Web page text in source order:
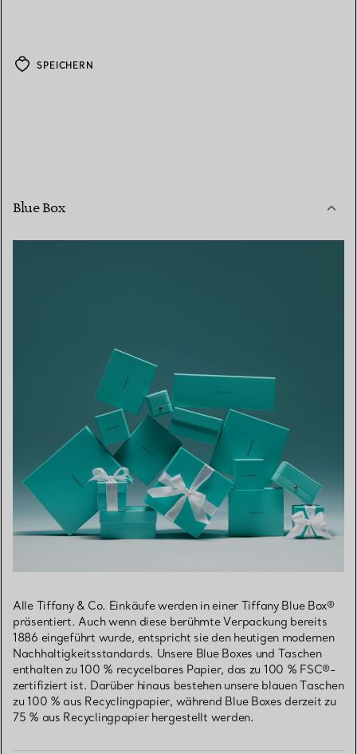
SPEICHERN
Blue Box
Alle Tiffany & Co. Einkäufe werden in einer Tiffany Blue Box®
präsentiert. Auch wenn diese berühmte Verpackung bereits
1886 eingeführt wurde, entspricht sie den heutigen modernen
Nachhaltigkeitsstandards. Unsere Blue Boxes und Taschen
enthalten zu 100 % recycelbares Papier, das zu 100 % FSC®-
zertifiziert ist. Darüber hinaus bestehen unsere blauen Taschen
zu 100 % aus Recyclingpapier, während Blue Boxes derzeit zu
75 % aus Recyclingpapier hergestellt werden.